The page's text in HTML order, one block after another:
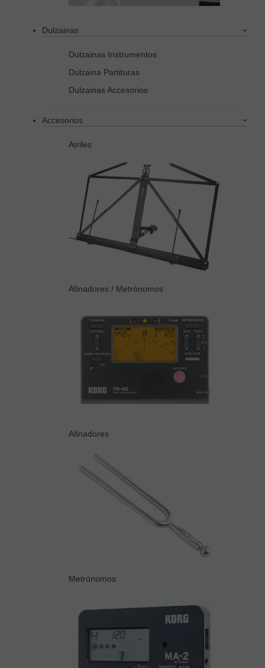
Dulzainas
Dulzainas Instrumentos
Dulzaina Partituras
Dulzainas Accesorios
Accesorios
Atriles
Afinadores / Metrónomos
Afinadores
Metrónomos